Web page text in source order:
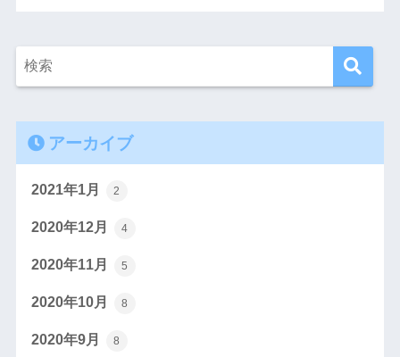
アーカイブ
2021年1月 2
2020年12月 4
2020年11月 5
2020年10月 8
2020年9月 8